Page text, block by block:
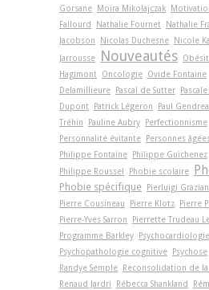
Gorsane
Moïra Mikolajczak
Fallourd
Nathalie Fournet Nathalie
Jacobson
Nicolas Duchesne Nicole
Jarrousse
Nouveautés
Hagimont Oncologie Ovide Fontaine
Delamillieure
Pascal de Sutter
Dupont
Patrick Légeron Paul
Tréhin
Pauline Aubry Perfectionnisme
Personnalité évitante
Personnes
Philippe Fontaine
Philippe Guichenez
Philippe Roussel
Phobie scolaire
Phobie spécifique Pierluigi
Pierre Cousineau
Pierre Klotz Pierre
Pierre-Yves Sarron
Pierrette Trudeau
Programme Barkley
Psychocardiologie
Psychopathologie cognitive
Psychose
Randye Semple
Reconsolidation de
Renaud Jardri
Rébecca Shankland